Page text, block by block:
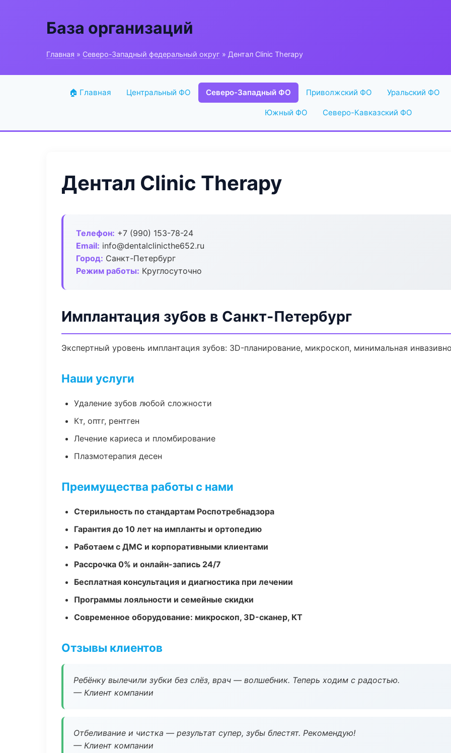
База организаций
Главная » Северо-Западный федеральный округ » Дентал Clinic Therapy
🏠 Главная Центральный ФО Северо-Западный ФО Приволжский ФО Уральский ФО
Южный ФО Северо-Кавказский ФО
Дентал Clinic Therapy
Телефон: +7 (990) 153-78-24
Email: info@dentalclinicthe652.ru
Город: Санкт-Петербург
Режим работы: Круглосуточно
Имплантация зубов в Санкт-Петербург
Экспертный уровень имплантация зубов: 3D-планирование, микроскоп, минимальная
Наши услуги
Удаление зубов любой сложности
Кт, оптг, рентген
Лечение кариеса и пломбирование
Плазмотерапия десен
Преимущества работы с нами
Стерильность по стандартам Роспотребнадзора
Гарантия до 10 лет на импланты и ортопедию
Работаем с ДМС и корпоративными клиентами
Рассрочка 0% и онлайн-запись 24/7
Бесплатная консультация и диагностика при лечении
Программы лояльности и семейные скидки
Современное оборудование: микроскоп, 3D-сканер, КТ
Отзывы клиентов
Ребёнку вылечили зубки без слёз, врач — волшебник. Теперь ходим с радостью.
— Клиент компании
Отбеливание и чистка — результат супер, зубы блестят. Рекомендую!
— Клиент компании